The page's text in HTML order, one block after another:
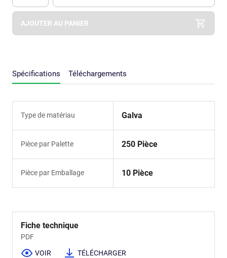
Apok.Product.Detail.AddToCart.Quantity (Optionnel)
AJOUTER AU PANIER
Spécifications Téléchargements
Type de matériau Galva
Pièce par Palette 250 Pièce
Pièce par Emballage 10 Pièce
Fiche technique
PDF
VOIR TÉLÉCHARGER